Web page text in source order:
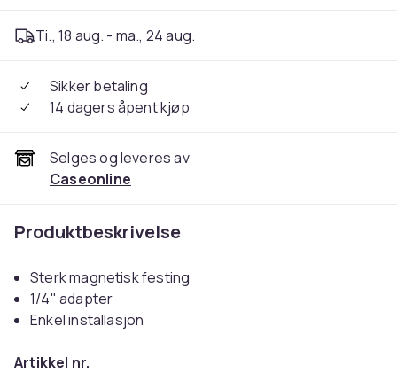
Ti., 18 aug. - ma., 24 aug.
Sikker betaling
14 dagers åpent kjøp
Selges og leveres av
Caseonline
Produktbeskrivelse
Sterk magnetisk festing
1/4" adapter
Enkel installasjon
Artikkel nr.